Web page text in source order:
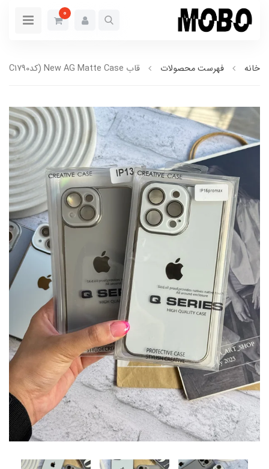
0
خانه فهرست محصولات قاب New AG Matte Case (کدC1790)